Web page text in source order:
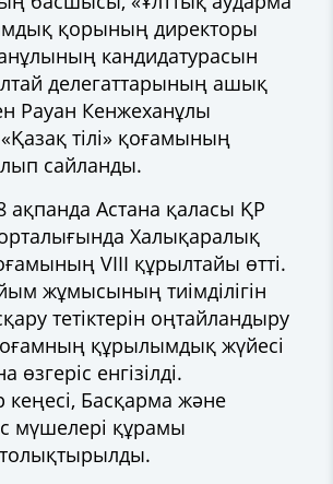
қорының директоры
кандидатурасын
делегаттарының ашық
Рауан Кенжеханұлы
тілі» қоғамының
сайланды.
ақпанда Астана қаласы ҚР
Халықаралық
VIII құрылтайы өтті.
жұмысының тиімділігін
тетіктерін оңтайландыру
құрылымдық жүйесі
енгізілді.
Басқарма және
мүшелері құрамы